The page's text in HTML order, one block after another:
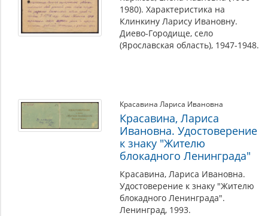
1980). Характеристика на
Клинкину Ларису Ивановну.
Диево-Городище, село
(Ярославская область), 1947-1948.
Красавина Лариса Ивановна
Красавина, Лариса
Ивановна. Удостоверение
к знаку "Жителю
блокадного Ленинграда"
Красавина, Лариса Ивановна.
Удостоверение к знаку "Жителю
блокадного Ленинграда".
Ленинград, 1993.